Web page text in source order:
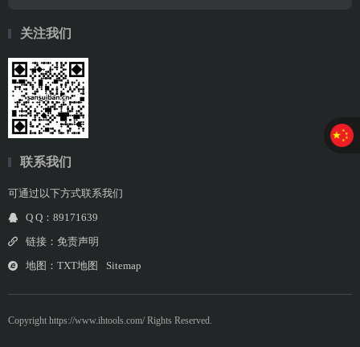
关注我们
联系我们
可通过以下方式联系我们
Q Q：89171639
链接： 免责声明
地图： TXT地图 Sitemap
Copyright https://www.ihtools.com/ Rights Reserved.